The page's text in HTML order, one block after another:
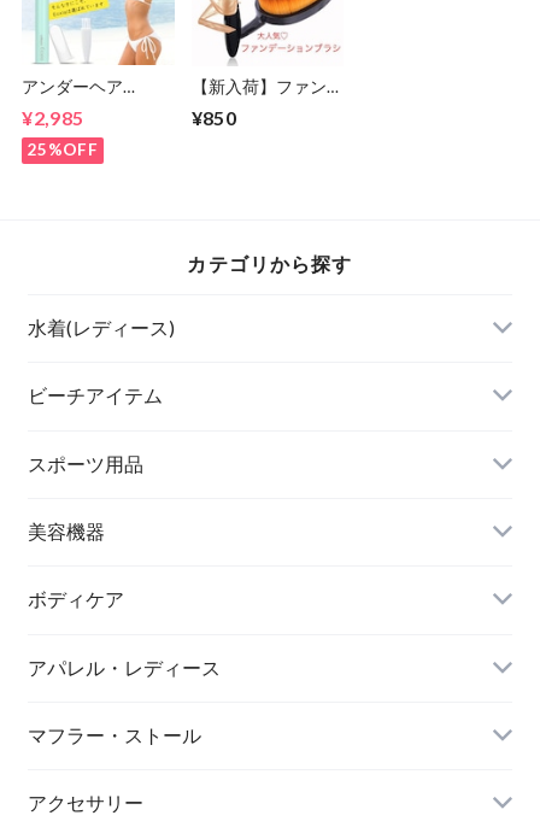
アンダーヘア
ッター Vライン/ア
ンダーヘアー/お手
入れ/処理/アンダー
¥2,985
25%OFF
【新入荷】ファンデ
ブラシ型)メイクブ
¥850
カテゴリから探す
水着(レディース)
ビキニ
ハイネックビキニ
ビーチアイテム
ビーチサンダル
ヌードブラ
カーディガン・羽織
ステッカー
スポーツ用品
サウナスーツ
スイムウェア
スポーツブラ
レギンス・スパッツ
スポーツウェアセット
美容機器
脱毛器
ボディケア
リップ・唇
マスク
アパレル・レディース
レッグウォーマー
マフラー・ストール
大判ストール
アクセサリー